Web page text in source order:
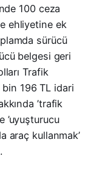
100 ceza
ehliyetine ek
sürücü
belgesi geri
Trafik
196 TL idari
’trafik
’uyuşturucu
araç kullanmak’